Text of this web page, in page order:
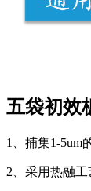
五袋初效
1、捕集1-5um
2、采用热融工